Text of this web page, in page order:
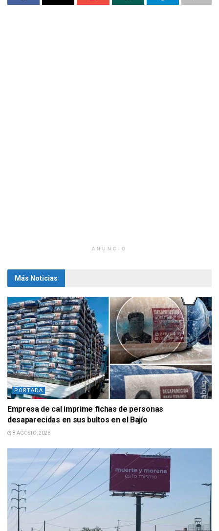
ANUNCIO
Más Noticias
PORTADA
Empresa de cal imprime fichas de personas
desaparecidas en sus bultos en el Bajío
8 AGOSTO, 2026